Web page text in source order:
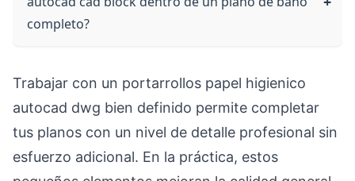
completo?
Trabajar con un portarrollos papel higienico
autocad dwg bien definido permite completar
tus planos con un nivel de detalle profesional sin
esfuerzo adicional. En la práctica, estos